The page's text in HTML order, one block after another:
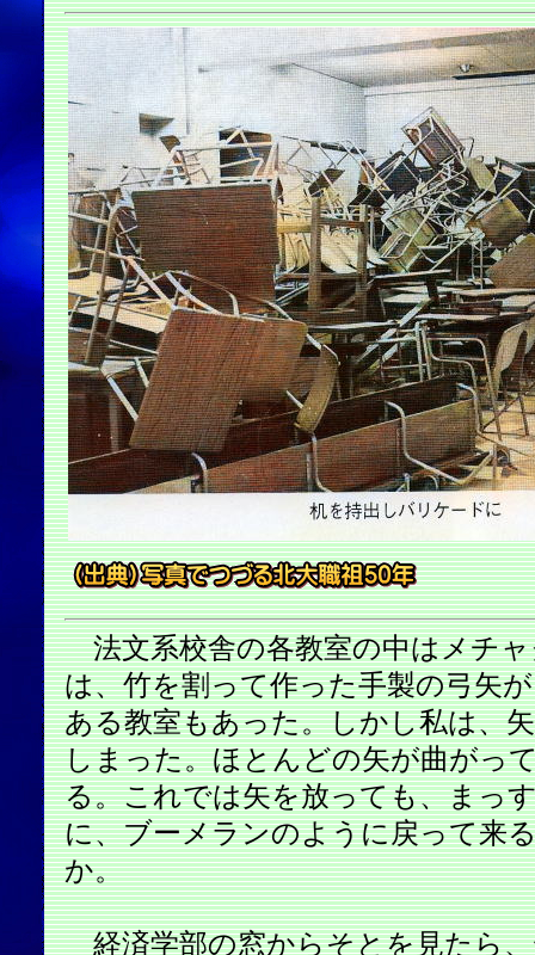
法文系校舎の各教室の中はメチャ
は、竹を割って作った手製の弓矢
ある教室もあった。しかし私は、
しまった。ほとんどの矢が曲がっ
る。これでは矢を放っても、まっ
に、ブーメランのように戻って来
か。
経済学部の窓からそとを見たら、